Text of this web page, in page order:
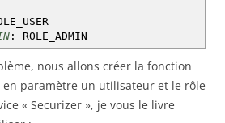
: ROLE_ADMIN
nous allons créer la fonction
en paramètre un utilisateur et le rôle
« Securizer », je vous le livre